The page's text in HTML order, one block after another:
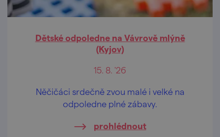
Dětské odpoledne na Vávrově mlýně
(Kyjov)
15. 8. '26
Něčičáci srdečně zvou malé i velké na
odpoledne plné zábavy.
prohlédnout